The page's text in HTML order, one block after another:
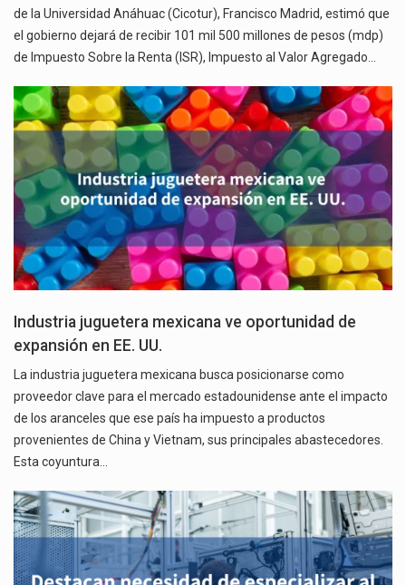
de la Universidad Anáhuac (Cicotur), Francisco Madrid, estimó que
el gobierno dejará de recibir 101 mil 500 millones de pesos (mdp)
de Impuesto Sobre la Renta (ISR), Impuesto al Valor Agregado…
Industria juguetera mexicana ve oportunidad de
expansión en EE. UU.
La industria juguetera mexicana busca posicionarse como
proveedor clave para el mercado estadounidense ante el impacto
de los aranceles que ese país ha impuesto a productos
provenientes de China y Vietnam, sus principales abastecedores.
Esta coyuntura…